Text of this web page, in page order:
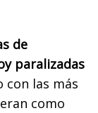
de
paralizadas
con las más
como